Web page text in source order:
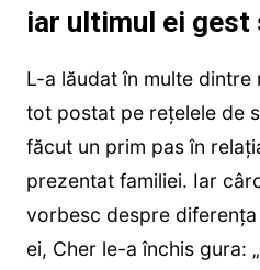
iar ultimul ei gest
L-a lăudat în multe dintre
tot postat pe rețelele de
făcut un prim pas în
prezentat familiei. Iar
vorbesc despre
ei, Cher le-a închis gura: